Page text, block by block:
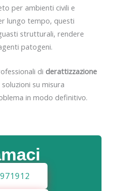
per ambienti civili e
lungo tempo, questi
strutturali, rendere
patogeni.
di derattizzazione
soluzioni su misura
in modo definitivo.